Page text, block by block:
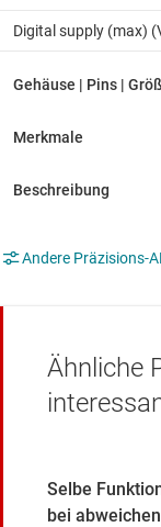
Digital supply (max)
Andere Präzisions-
Ähnliche
Selbe
bei